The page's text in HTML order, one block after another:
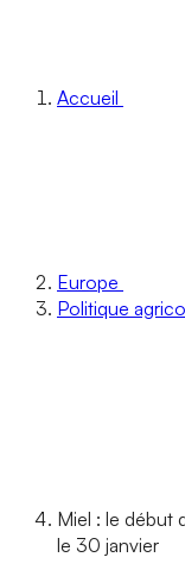
Accueil
Europe
Politique
Miel : le début
le 30 janvier